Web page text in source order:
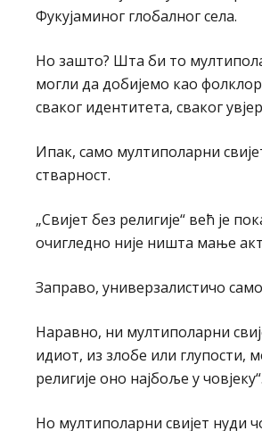
Фукујаминог глобалног села.
Но зашто? Шта би то
могли да добијемо као
сваког идентитета, сваког
Ипак, само мултиполарни
стварност.
„Свијет без религије“ већ је
очигледно није ништа мање
Заправо, универзалистичо
Наравно, ни мултиполарни
идиот, из злобе или глупости,
религије оно најбоље у човјеку“.
Но мултиполарни свијет нуди